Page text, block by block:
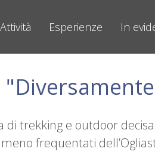
Attività Esperienze In
di trekking e outdoor
frequentati